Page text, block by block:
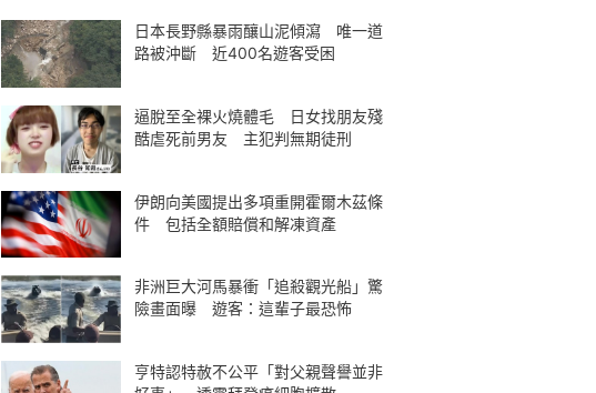
日本長野縣暴雨釀山泥傾瀉 唯一道
路被沖斷 近400名遊客受困
逼脫至全裸火燒體毛 日女找朋友殘
酷虐死前男友 主犯判無期徒刑
伊朗向美國提出多項重開霍爾木茲條
件 包括全額賠償和解凍資產
非洲巨大河馬暴衝「追殺觀光船」驚
險畫面曝 遊客：這輩子最恐怖
亨特認特赦不公平「對父親聲譽並非